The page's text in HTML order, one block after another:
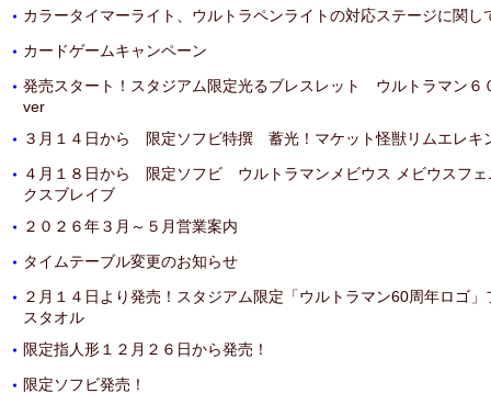
・ カラータイマーライト、ウルトラペンライトの対応ステージに関し
・ カードゲームキャンペーン
・ 発売スタート！スタジアム限定光るブレスレット ウルトラマン６
ver
・ ３月１４日から 限定ソフビ特撰 蓄光！マケット怪獣リムエレキ
・ ４月１８日から 限定ソフビ ウルトラマンメビウス メビウスフェ
クスブレイブ
・ ２０２６年３月～５月営業案内
・ タイムテーブル変更のお知らせ
・ ２月１４日より発売！スタジアム限定「ウルトラマン60周年ロゴ」
スタオル
・ 限定指人形１２月２６日から発売！
・ 限定ソフビ発売！